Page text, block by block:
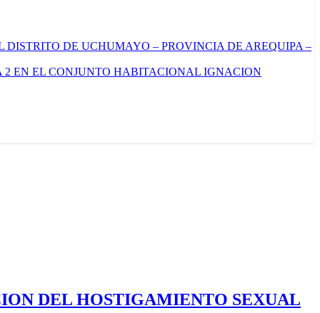
DISTRITO DE UCHUMAYO – PROVINCIA DE AREQUIPA –
EN EL CONJUNTO HABITACIONAL IGNACION
DEL HOSTIGAMIENTO SEXUAL